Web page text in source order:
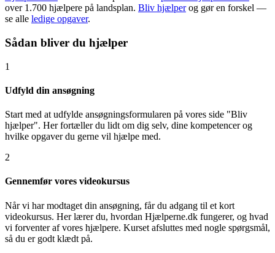
over 1.700 hjælpere på landsplan. Bliv hjælperog gør en forskel —
se alle ledige opgaver.
Sådan bliver du hjælper
1
Udfyld din ansøgning
Start med at udfylde ansøgningsformularen på vores side "Bliv
hjælper". Her fortæller du lidt om dig selv, dine kompetencer og
hvilke opgaver du gerne vil hjælpe med.
2
Gennemfør vores videokursus
Når vi har modtaget din ansøgning, får du adgang til et kort
videokursus. Her lærer du, hvordan Hjælperne.dk fungerer, og hvad
vi forventer af vores hjælpere. Kurset afsluttes med nogle spørgsmål,
så du er godt klædt på.